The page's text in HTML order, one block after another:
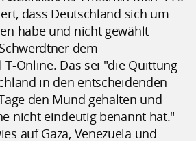
dass Deutschland sich um
habe und nicht gewählt
dem
Online. Das sei "die Quittung
in den entscheidenden
den Mund gehalten und
nicht eindeutig benannt hat."
auf Gaza, Venezuela und